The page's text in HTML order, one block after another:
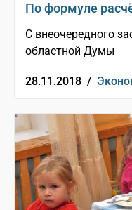
По формуле
С внеочередного
областной Думы
28.11.2018 /